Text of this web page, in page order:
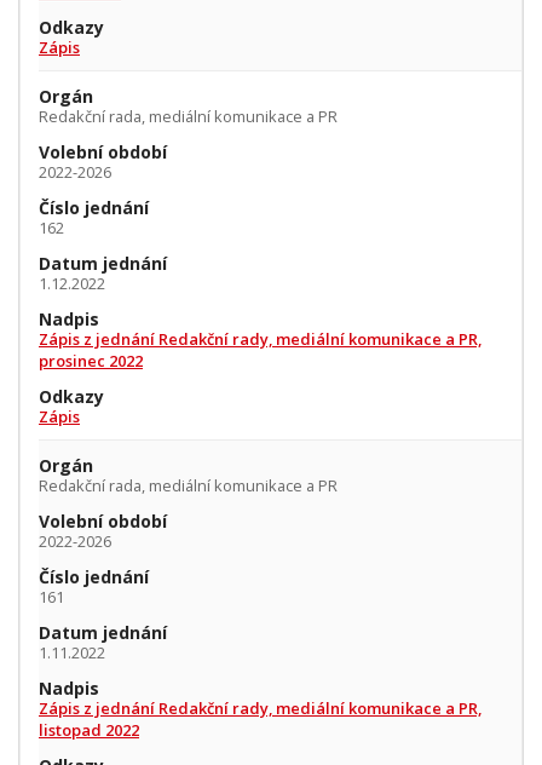
Odkazy
Zápis
Orgán
Redakční rada, mediální komunikace a PR
Volební období
2022-2026
Číslo jednání
162
Datum jednání
1.12.2022
Nadpis
Zápis z jednání Redakční rady, mediální komunikace a PR,
prosinec 2022
Odkazy
Zápis
Orgán
Redakční rada, mediální komunikace a PR
Volební období
2022-2026
Číslo jednání
161
Datum jednání
1.11.2022
Nadpis
Zápis z jednání Redakční rady, mediální komunikace a PR,
listopad 2022